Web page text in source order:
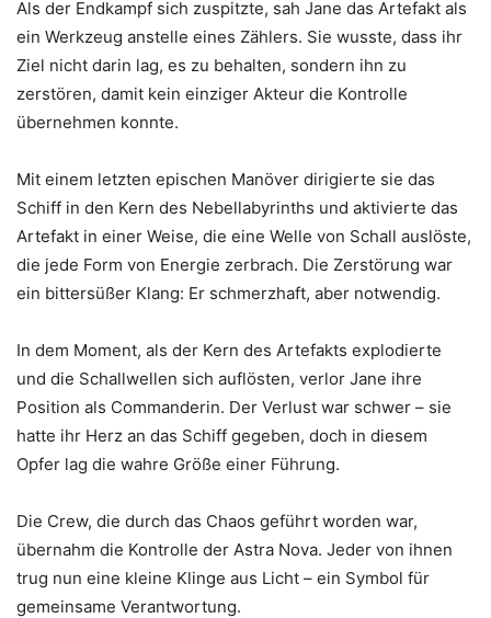
Als der Endkampf sich zuspitzte, sah Jane das Artefakt als
ein Werkzeug anstelle eines Zählers. Sie wusste, dass ihr
Ziel nicht darin lag, es zu behalten, sondern ihn zu
zerstören, damit kein einziger Akteur die Kontrolle
übernehmen konnte.
Mit einem letzten epischen Manöver dirigierte sie das
Schiff in den Kern des Nebellabyrinths und aktivierte das
Artefakt in einer Weise, die eine Welle von Schall auslöste,
die jede Form von Energie zerbrach. Die Zerstörung war
ein bittersüßer Klang: Er schmerzhaft, aber notwendig.
In dem Moment, als der Kern des Artefakts explodierte
und die Schallwellen sich auflösten, verlor Jane ihre
Position als Commanderin. Der Verlust war schwer – sie
hatte ihr Herz an das Schiff gegeben, doch in diesem
Opfer lag die wahre Größe einer Führung.
Die Crew, die durch das Chaos geführt worden war,
übernahm die Kontrolle der Astra Nova. Jeder von ihnen
trug nun eine kleine Klinge aus Licht – ein Symbol für
gemeinsame Verantwortung.